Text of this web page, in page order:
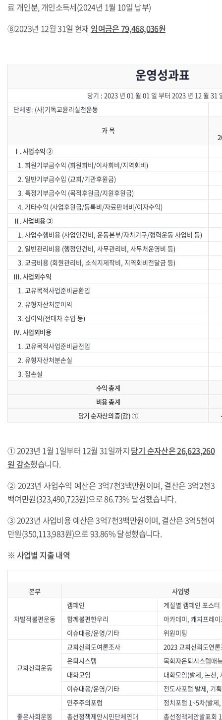
료 개인분, 개인소득세(2024년 1월 10일 납부)
⑧2023년 12월 31일 현재 잉여금은79,468,036원
운영성과표
당기 : 2023 년 01 월 01 일 부터 2023 년 12 월 31
단체명: (사)기독교윤리실천운동
과 목
Ⅰ. 사업수익 ②
1. 회원기부금수익 (회원회비/이사회비/지역회비)
2. 일반기부금수입 (교회/기관후원금)
3. 특정기부금수익 (목적후원금/지원후원금)
4. 기타수익 (사업후원금/등록비/자료판매비/이자수익)
Ⅱ. 사업비용 ③
1. 사업수행비용 (사업인건비, 운동본부/자치기구/협력운동 사업비 등)
2. 일반관리비용 (행정인건비, 사무관리비, 사무처운영비 등)
3. 모금비용 (회원관리비, 소식지제작비, 지역회비전달금 등)
Ⅲ. 사업외수익
1. 고유목적사업준비금환입
2. 유형자산처분이익
3. 잡이익(전대차 수입 등)
Ⅳ. 사업외비용
1. 고유목적사업준비금전입
2. 유형자산처분손실
3. 잡손실
수익 총계
비용 총계
당기 순자산의 증(감) ①
① 2023년 1월 1일부터 12월 31일까지 당기 순자산은26,623,260
원 감소했습니다.
② 2023년 사업수익 예산은 3억7천3백만원이며, 결산은 3억2천3
백여만원(323,490,723원)으로 86.73% 달성했습니다.
③ 2023년 사업비용 예산은 3억7천3백만원이며, 결산은 3억5천여
만원(350,113,983원)으로 93.86% 달성했습니다.
※ 사업별 지출 내역
본부 사업명
자발적불편운동
캠페인
계절별 캠페인 포스
함께불편한우리
아카데미, 캐치프레
이슈대응/운영/기타
위원미팅
교회신뢰운동
교회신뢰도여론조사
2023 교회신뢰도연
은퇴시스템
목회자은퇴시스템매
대화모임
대화모임(발제, 논찬,
이슈대응/운영/기타
전도사포럼 발제, 기
좋은사회운동
민주주의포럼
정치포럼 1~5차(발제
총선정책제안시민단체연대
총선정책제안발표회